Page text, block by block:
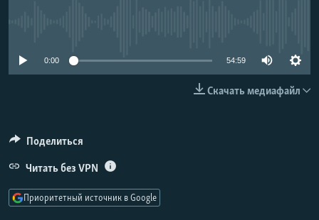
СОЦИАЛЬНЫЕ СЕТИ
0:00 54:59
Скачать медиафайл
Поделиться
Читать без VPN
Приоритетный источник в Google